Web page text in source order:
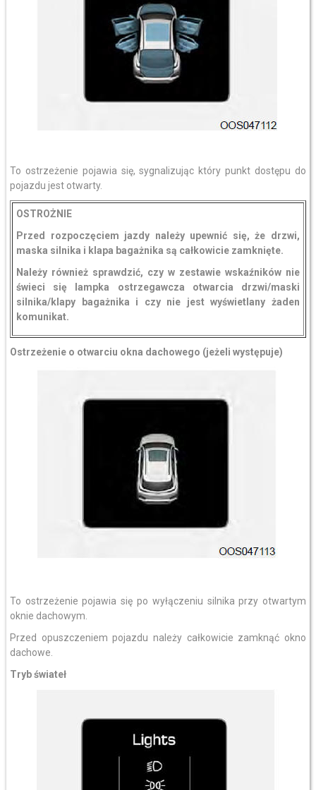
To ostrzeżenie pojawia się, sygnalizując który punkt dostępu do
pojazdu jest otwarty.
OSTROŻNIE
Przed rozpoczęciem jazdy należy upewnić się, że drzwi,
maska silnika i klapa bagażnika są całkowicie zamknięte.
Należy również sprawdzić, czy w zestawie wskaźników nie
świeci się lampka ostrzegawcza otwarcia drzwi/maski
silnika/klapy bagażnika i czy nie jest wyświetlany żaden
komunikat.
Ostrzeżenie o otwarciu okna dachowego (jeżeli występuje)
To ostrzeżenie pojawia się po wyłączeniu silnika przy otwartym
oknie dachowym.
Przed opuszczeniem pojazdu należy całkowicie zamknąć okno
dachowe.
Tryb świateł